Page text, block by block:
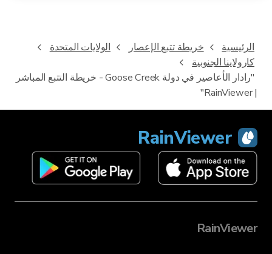
الرئيسية خريطة تتبع الإعصار
الولايات المتحدة
كارولاينا الجنوبية
"رادار الأعاصير في دولة Goose Creek - خريطة التتبع المباشر
| RainViewer"
RainViewer
RainViewer